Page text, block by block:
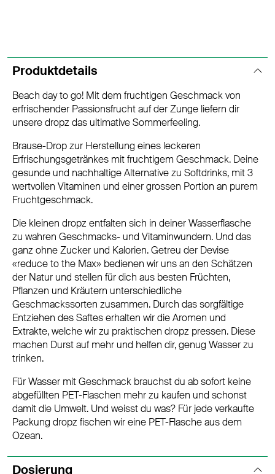
Produktdetails
Beach day to go! Mit dem fruchtigen Geschmack von
erfrischender Passionsfrucht auf der Zunge liefern dir
unsere dropz das ultimative Sommerfeeling.
Brause-Drop zur Herstellung eines leckeren
Erfrischungsgetränkes mit fruchtigem Geschmack. Deine
gesunde und nachhaltige Alternative zu Softdrinks, mit 3
wertvollen Vitaminen und einer grossen Portion an purem
Fruchtgeschmack.
Die kleinen dropz entfalten sich in deiner Wasserflasche
zu wahren Geschmacks- und Vitaminwundern. Und das
ganz ohne Zucker und Kalorien. Getreu der Devise
«reduce to the Max» bedienen wir uns an den Schätzen
der Natur und stellen für dich aus besten Früchten,
Pflanzen und Kräutern unterschiedliche
Geschmackssorten zusammen. Durch das sorgfältige
Entziehen des Saftes erhalten wir die Aromen und
Extrakte, welche wir zu praktischen dropz pressen. Diese
machen Durst auf mehr und helfen dir, genug Wasser zu
trinken.
Für Wasser mit Geschmack brauchst du ab sofort keine
abgefüllten PET-Flaschen mehr zu kaufen und schonst
damit die Umwelt. Und weisst du was? Für jede verkaufte
Packung dropz fischen wir eine PET-Flasche aus dem
Ozean.
Dosierung